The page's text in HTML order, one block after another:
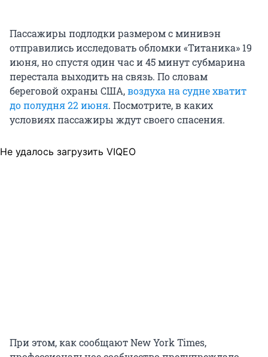
Пассажиры подлодки размером с минивэн
отправились исследовать обломки «Титаника» 19
июня, но спустя один час и 45 минут субмарина
перестала выходить на связь. По словам
береговой охраны США,воздуха на судне хватит
до полудня 22 июня. Посмотрите, в каких
условиях пассажиры ждут своего спасения.
Не удалось загрузить VIQEO
При этом, как сообщают New York Times,